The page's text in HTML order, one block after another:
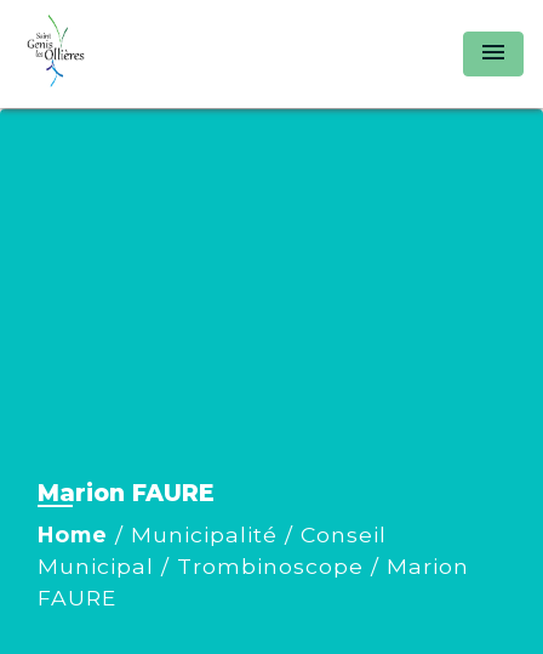
menu
Marion FAURE
Home / Municipalité / Conseil
Municipal / Trombinoscope / Marion
FAURE